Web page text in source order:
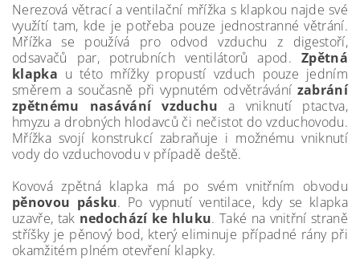
Nerezová větrací a ventilační mřížka s klapkou najde své
využítí tam, kde je potřeba pouze jednostranné větrání.
Mřížka se používá pro odvod vzduchu z digestoří,
odsavačů par, potrubních ventilátorů apod.Zpětná
klapka u této mřížky propustí vzduch pouze jedním
směrem a současně při vypnutém odvětrávání zabrání
zpětnému nasávání vzduchu a vniknutí ptactva,
hmyzu a drobných hlodavců či nečistot do vzduchovodu.
Mřížka svojí konstrukcí zabraňuje i možnému vniknutí
vody do vzduchovodu v případě deště.
Kovová zpětná klapka má po svém vnitřním obvodu
pěnovou pásku. Po vypnutí ventilace, kdy se klapka
uzavře, tak nedochází ke hluku. Také na vnitřní straně
stříšky je pěnový bod, který eliminuje případné rány při
okamžitém plném otevření klapky.